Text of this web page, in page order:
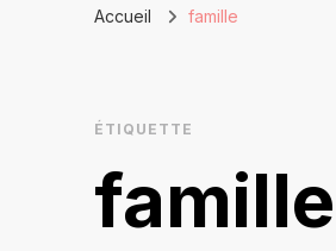
Accueil famille
ÉTIQUETTE
famille